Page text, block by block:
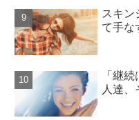
スキン
て手な
「継
人達